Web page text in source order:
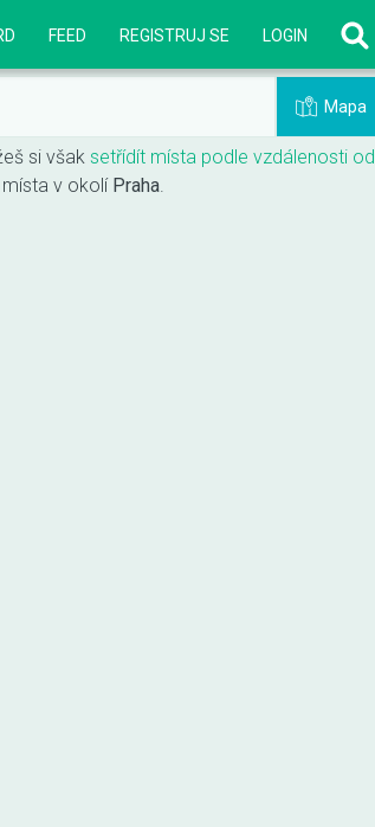
FEED REGISTRUJ SE LOGIN
Mapa
si však setřídít místa podle vzdálenosti od
v okolí Praha.